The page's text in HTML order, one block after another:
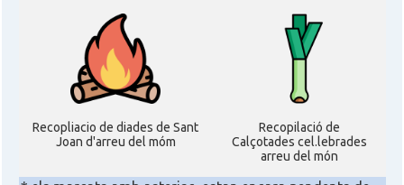
Recopliacio de diades de Sant
Joan d'arreu del móm
Recopilació de
Calçotades cel.lebrades
arreu del món